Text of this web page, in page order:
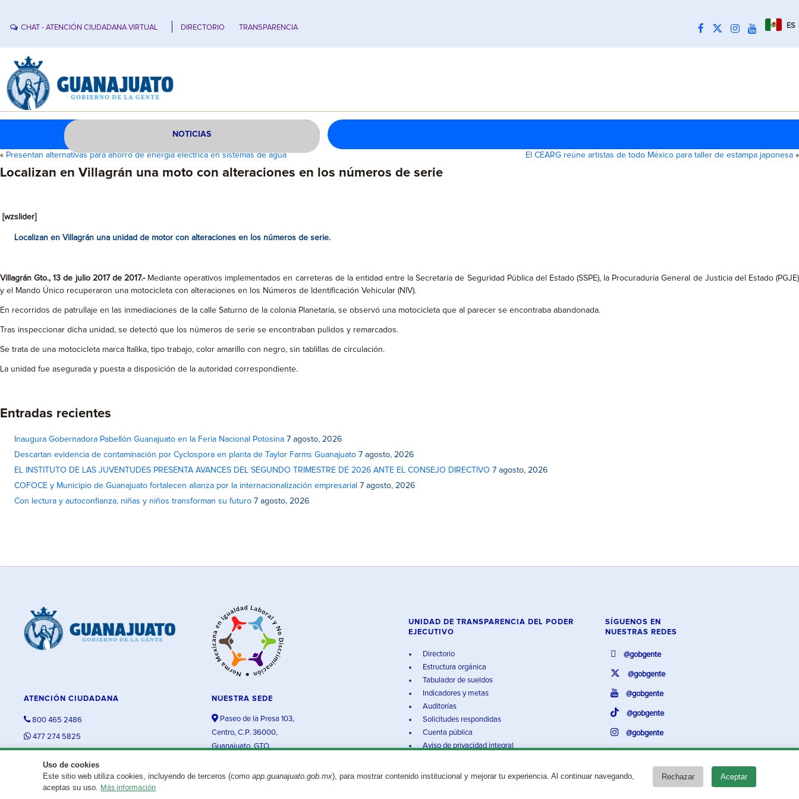
CHAT - ATENCIÓN CIUDADANA VIRTUAL DIRECTORIO TRANSPARENCIA ES
NOTICIAS
« Presentan alternativas para ahorro de energía eléctrica en sistemas de agua El CEARG reúne artistas de todo México para taller de estampa japonesa »
Localizan en Villagrán una moto con alteraciones en los números de serie
[wzslider]
Localizan en Villagrán una unidad de motor con alteraciones en los números de serie.
Villagrán Gto., 13 de julio 2017 de 2017.- Mediante operativos implementados en carreteras de la entidad entre la Secretaría de Seguridad Pública del Estado (SSPE), la Procuraduría General de Justicia del Estado (PGJE)
y el Mando Único recuperaron una motocicleta con alteraciones en los Números de Identificación Vehicular (NIV).
En recorridos de patrullaje en las inmediaciones de la calle Saturno de la colonia Planetaria, se observó una motocicleta que al parecer se encontraba abandonada.
Tras inspeccionar dicha unidad, se detectó que los números de serie se encontraban pulidos y remarcados.
Se trata de una motocicleta marca Italika, tipo trabajo, color amarillo con negro, sin tablillas de circulación.
La unidad fue asegurada y puesta a disposición de la autoridad correspondiente.
Entradas recientes
Inaugura Gobernadora Pabellón Guanajuato en la Feria Nacional Potosina 7 agosto, 2026
Descartan evidencia de contaminación por Cyclospora en planta de Taylor Farms Guanajuato 7 agosto, 2026
EL INSTITUTO DE LAS JUVENTUDES PRESENTA AVANCES DEL SEGUNDO TRIMESTRE DE 2026 ANTE EL CONSEJO DIRECTIVO 7 agosto, 2026
COFOCE y Municipio de Guanajuato fortalecen alianza por la internacionalización empresarial 7 agosto, 2026
Con lectura y autoconfianza, niñas y niños transforman su futuro 7 agosto, 2026
Uso de cookies
Este sitio web utiliza cookies, incluyendo de terceros (como app.guanajuato.gob.mx), para mostrar contenido institucional y mejorar tu experiencia. Al continuar navegando,
aceptas su uso. Más información
Rechazar Aceptar
ATENCIÓN CIUDADANA
800 465 2486
477 274 5825
NUESTRA SEDE
Paseo de la Presa 103,
Centro, C.P. 36000,
Guanajuato, GTO.
UNIDAD DE TRANSPARENCIA DEL PODER
EJECUTIVO
Directorio
Estructura orgánica
Tabulador de sueldos
Indicadores y metas
Auditorías
Solicitudes respondidas
Cuenta pública
Aviso de privacidad integral
SÍGUENOS EN
NUESTRAS REDES
@gobgente
@gobgente
@gobgente
@gobgente
@gobgente
@gobgente
¿Existe algún problema con esta página?Repórtalo aquí. Aviso legal© 2025 Gobierno del Estado de Guanajuato